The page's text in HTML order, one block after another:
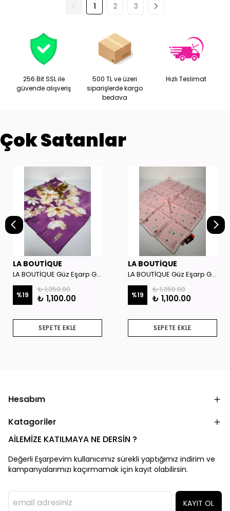
1 2 3
256 Bit SSL ile
güvende alışveriş
500 TL ve üzeri
siparişlerde kargo
bedava
Hızlı Teslimat
Çok Satanlar
LA BOUTİQUE
LA BOUTİQUE Güz Eşarp GYSE262908
%19
₺ 1,350.00
₺ 1,100.00
SEPETE EKLE
LA BOUTİQUE
LA BOUTİQUE Güz Eşarp GYSE130804
%19
₺ 1,350.00
₺ 1,100.00
SEPETE EKLE
Hesabım
Katagoriler
AİLEMİZE KATILMAYA NE DERSİN ?
Değerli Eşarpevim kullanıcımız sürekli yaptığımız indirim ve
kampanyalarımızı kaçırmamak için kayıt olabilirsin.
KAYIT OL